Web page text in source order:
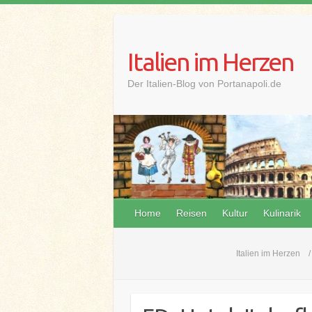
Italien im Herzen
Der Italien-Blog von Portanapoli.de
Home Reisen Kultur Kulinarik
Italien im Herzen